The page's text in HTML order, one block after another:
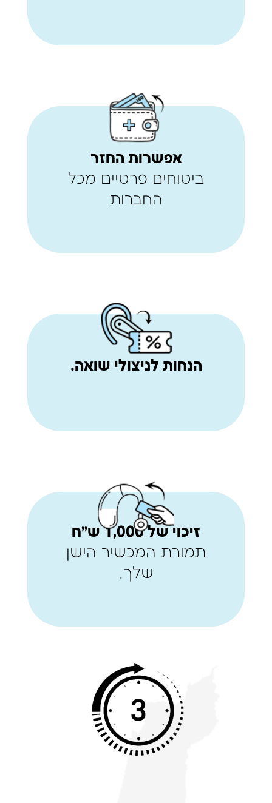
אפשרות החזר
ביטוחים פרטיים מכל
החברות
הנחות לניצולי שואה.
זיכוי של 1,000 ש״ח
תמורת המכשיר הישן
שלך.